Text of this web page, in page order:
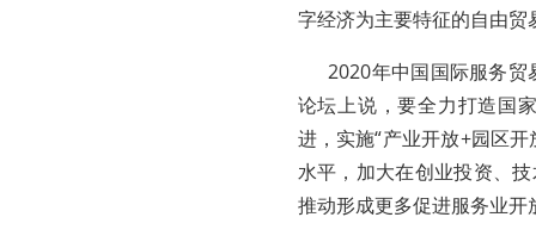
字经济为主要特征的自由
2020年中国国际服务贸
论坛上说，要全力打造国
进，实施“产业开放+园区
水平，加大在创业投资、
推动形成更多促进服务业开